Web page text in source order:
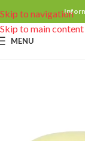
Skip to navigation
Skip to main content
MENU